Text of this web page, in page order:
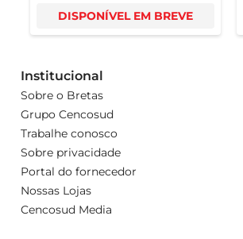
DISPONÍVEL EM BREVE
Institucional
Sobre o Bretas
Grupo Cencosud
Trabalhe conosco
Sobre privacidade
Portal do fornecedor
Nossas Lojas
Cencosud Media